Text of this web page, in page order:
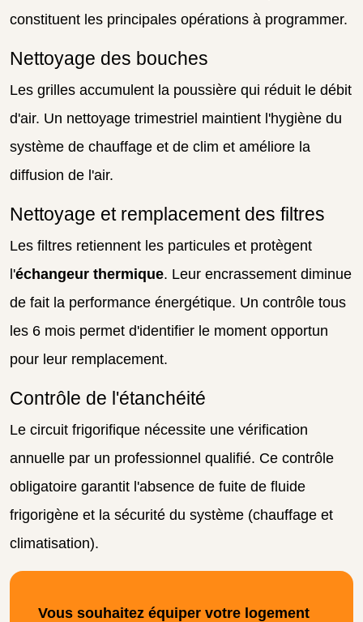
constituent les principales opérations à programmer.
Nettoyage des bouches
Les grilles accumulent la poussière qui réduit le débit
d'air. Un nettoyage trimestriel maintient l'hygiène du
système de chauffage et de clim et améliore la
diffusion de l'air.
Nettoyage et remplacement des filtres
Les filtres retiennent les particules et protègent
l'échangeur thermique. Leur encrassement diminue
de fait la performance énergétique. Un contrôle tous
les 6 mois permet d'identifier le moment opportun
pour leur remplacement.
Contrôle de l'étanchéité
Le circuit frigorifique nécessite une vérification
annuelle par un professionnel qualifié. Ce contrôle
obligatoire garantit l'absence de fuite de fluide
frigorigène et la sécurité du système (chauffage et
climatisation).
Vous souhaitez équiper votre logement